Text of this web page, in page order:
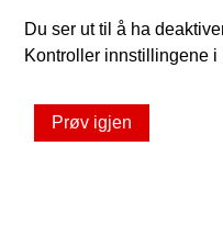
Du ser ut til å ha
Kontroller innstillingene
Prøv igjen